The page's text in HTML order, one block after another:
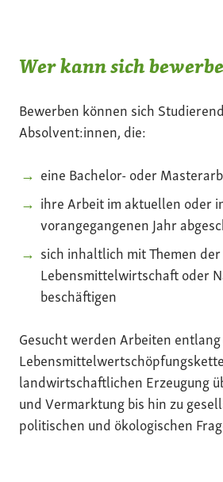
Wer kann sich
Bewerben können sich
Absolvent:innen, die:
eine Bachelor- oder
ihre Arbeit im aktuellen oder
vorangegangenen Jahr
sich inhaltlich mit Themen der
Lebensmittelwirtschaft oder
beschäftigen
Gesucht werden Arbeiten
landwirtschaftlichen Erzeugung
und Vermarktung bis hin zu
politischen und ökologischen